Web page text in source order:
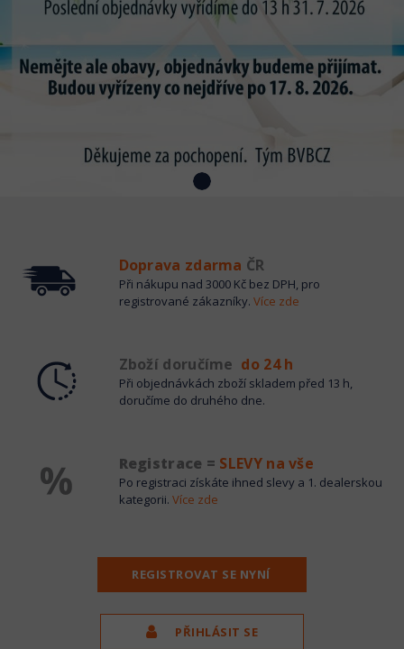
Doprava zdarma ČR
Při nákupu nad 3000 Kč bez DPH, pro
registrované zákazníky. Více zde
Zboží doručíme do 24 h
Při objednávkách zboží skladem před 13 h,
doručíme do druhého dne.
Registrace = SLEVY na vše
Po registraci získáte ihned slevy a 1. dealerskou
kategorii. Více zde
REGISTROVAT SE NYNÍ
PŘIHLÁSIT SE